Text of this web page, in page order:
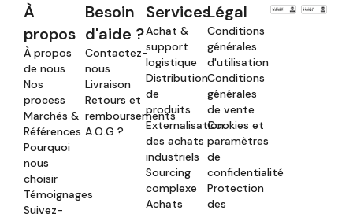
À
propos
À propos
de nous
Nos
process
Marchés &
Références
Pourquoi
nous
choisir
Témoignages
Suivez-
Besoin
d'aide ?
Contactez-
nous
Livraison
Retours et
remboursements
A.O.G ?
Services
Achat &
support
logistique
Distribution
de
produits
Externalisation
des achats
industriels
Sourcing
complexe
Achats
Légal
Conditions
générales
d'utilisation
Conditions
générales
de vente
Cookies et
paramètres
de
confidentialité
Protection
des